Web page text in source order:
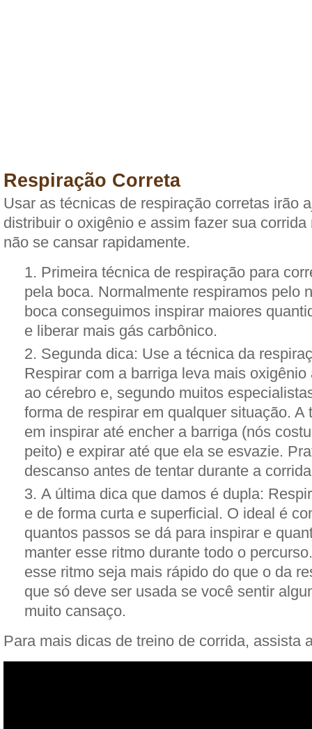
Respiração Correta
Usar as técnicas de respiração corretas irão
distribuir o oxigênio e assim fazer sua
não se cansar rapidamente.
Primeira técnica de respiração para
pela boca. Normalmente respiramos pelo
boca conseguimos inspirar maiores
e liberar mais gás carbônico.
Segunda dica: Use a técnica da
Respirar com a barriga leva mais
ao cérebro e, segundo muitos
forma de respirar em qualquer situação. A
em inspirar até encher a barriga (nós
peito) e expirar até que ela se esvazie.
descanso antes de tentar durante a
A última dica que damos é dupla:
e de forma curta e superficial. O ideal é
quantos passos se dá para inspirar e
manter esse ritmo durante todo o
esse ritmo seja mais rápido do que o da
que só deve ser usada se você sentir
muito cansaço.
Para mais dicas de treino de corrida, assista